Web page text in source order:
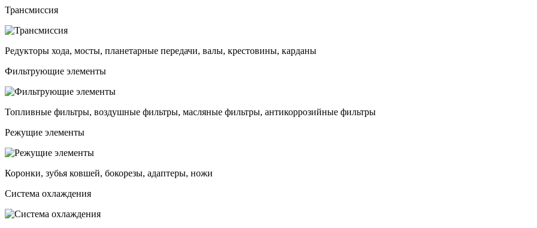
Трансмиссия
Редукторы хода, мосты, планетарные передачи, валы, крестовины, карданы
Фильтрующие элементы
Топливные фильтры, воздушные фильтры, масляные фильтры, антикоррозийные фильтры
Режущие элементы
Коронки, зубья ковшей, бокорезы, адаптеры, ножи
Система охлаждения